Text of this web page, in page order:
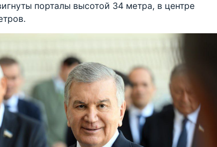
порталы высотой 34 метра, в центре